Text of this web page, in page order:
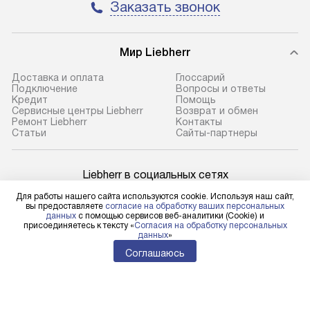
Заказать звонок
Мир Liebherr
Доставка и оплата
Подключение
Кредит
Сервисные центры Liebherr
Ремонт Liebherr
Cтатьи
Глоссарий
Вопросы и ответы
Помощь
Возврат и обмен
Контакты
Сайты-партнеры
Liebherr в социальных сетях
Для физических лиц
shop@l-rus.ru
Для юридических лиц
Для работы нашего сайта используются cookie. Используя наш сайт,
вы предоставляете согласие на обработку ваших персональных
данных с помощью сервисов веб-аналитики (Cookie) и
присоединяетесь к тексту «Согласия на обработку персональных
данных»
Соглашаюсь